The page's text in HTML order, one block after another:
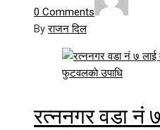
0 Comments
Byराजन दिल
रत्ननगर वडा नं